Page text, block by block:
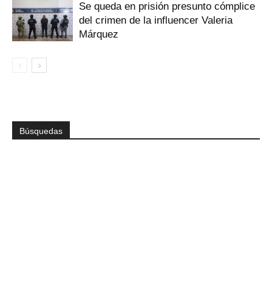
Se queda en prisión presunto cómplice
del crimen de la influencer Valeria
Márquez
Búsquedas